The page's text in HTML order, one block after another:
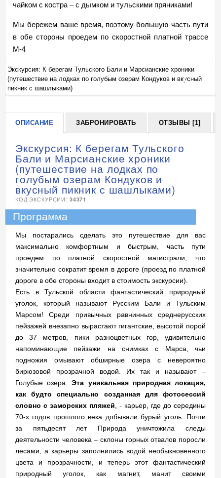
чайком с костра – с дымком и тульскими пряниками!
Мы бережем ваше время, поэтому большую часть пути
в обе стороны проедем по скоростной платной трассе
М-4
+
Экскурсия: К берегам Тульского Бали и Марсианские хроники
(путешествие на лодках по голубым озерам Кондуков и вкусный
пикник с шашлыками)
ОПИСАНИЕ ЗАБРОНИРОВАТЬ ОТЗЫВЫ [1]
Экскурсия: К берегам Тульского
Бали и Марсианские хроники
(путешествие на лодках по
голубым озерам Кондуков и
вкусный пикник с шашлыками)
КОД ЭКСКУРСИИ: 34371
Программа
Мы постарались сделать это путешествие для вас
максимально комфортным и быстрым, часть пути
проедем по платной скоростной магистрали, что
значительно сократит время в дороге (проезд по платной
дороге в обе стороны входит в стоимость экскурсии).
Есть в Тульской области фантастический природный
уголок, который называют Русским Бали и Тульским
Марсом! Среди привычных равнинных среднерусских
пейзажей внезапно вырастают гигантские, высотой порой
до 37 метров, пики разноцветных гор, удивительно
напоминающие пейзажи на снимках с Марса, чьи
подножия омывают обширные озера с невероятно
бирюзовой прозрачной водой. Их так и называют –
Голубые озера.Эта уникальная природная локация,
как будто специально созданная для фотосессий
словно с заморских пляжей , - карьер, где до середины
70-х годов прошлого века добывали бурый уголь. Почти
за пятьдесят лет Природа уничтожила следы
деятельности человека – склоны горных отвалов поросли
лесами, а карьеры заполнились водой необыкновенного
цвета и прозрачности, и теперь этот фантастический
природный уголок, как магнит, манит своими